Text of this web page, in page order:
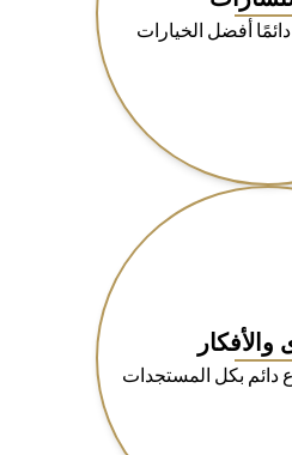
أفضل الخيارات
والأفكار
دائم بكل المستجدات